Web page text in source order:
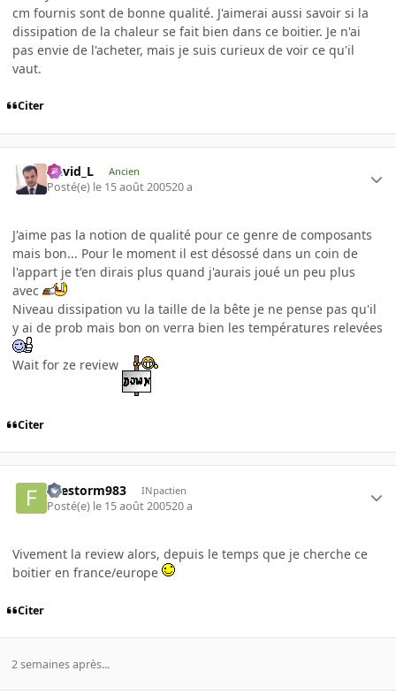
cm fournis sont de bonne qualité. J'aimerai aussi savoir si la
dissipation de la chaleur se fait bien dans ce boitier. Je n'ai
pas envie de l'acheter, mais je suis curieux de voir ce qu'il
vaut.
Citer
David_L Ancien
Posté(e) le 15 août 200520 a
J'aime pas la notion de qualité pour ce genre de composants
mais bon... Pour le moment il est désossé dans un coin de
l'appart je t'en dirais plus quand j'aurais joué un peu plus
avec
Niveau dissipation vu la taille de la bête je ne pense pas qu'il
y ai de prob mais bon on verra bien les températures relevées
Wait for ze review
Citer
firestorm983 INpactien
Posté(e) le 15 août 200520 a
Vivement la review alors, depuis le temps que je cherche ce
boitier en france/europe
Citer
2 semaines après...